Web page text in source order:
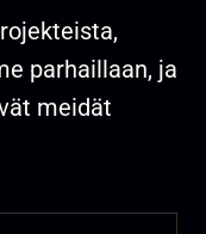
parhaillaan, ja
meidät